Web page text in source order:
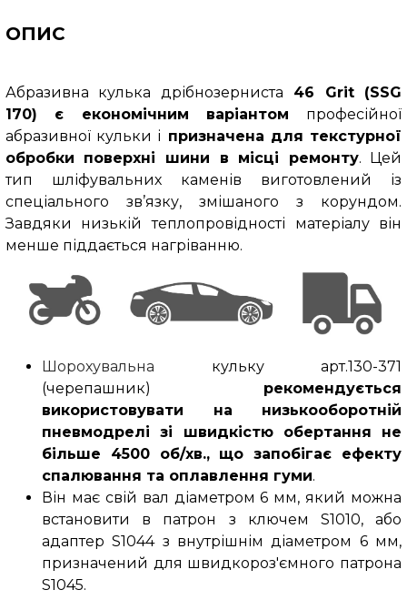
ОПИС
Абразивна кулька дрібнозерниста 46 Grit (SSG
170) є економічним варіантом професійної
абразивної кульки і призначена для текстурної
обробки поверхні шини в місці ремонту. Цей
тип шліфувальних каменів виготовлений із
спеціального зв’язку, змішаного з корундом.
Завдяки низькій теплопровідності матеріалу він
менше піддається нагріванню.
Шорохувальна кульку арт.130-371
(черепашник) рекомендується
використовувати на низькооборотній
пневмодрелі зі швидкістю обертання не
більше 4500 об/хв., що запобігає ефекту
спалювання та оплавлення гуми.
Він має свій вал діаметром 6 мм, який можна
встановити в патрон з ключем S1010, або
адаптер S1044 з внутрішнім діаметром 6 мм,
призначений для швидкороз'ємного патрона
S1045.